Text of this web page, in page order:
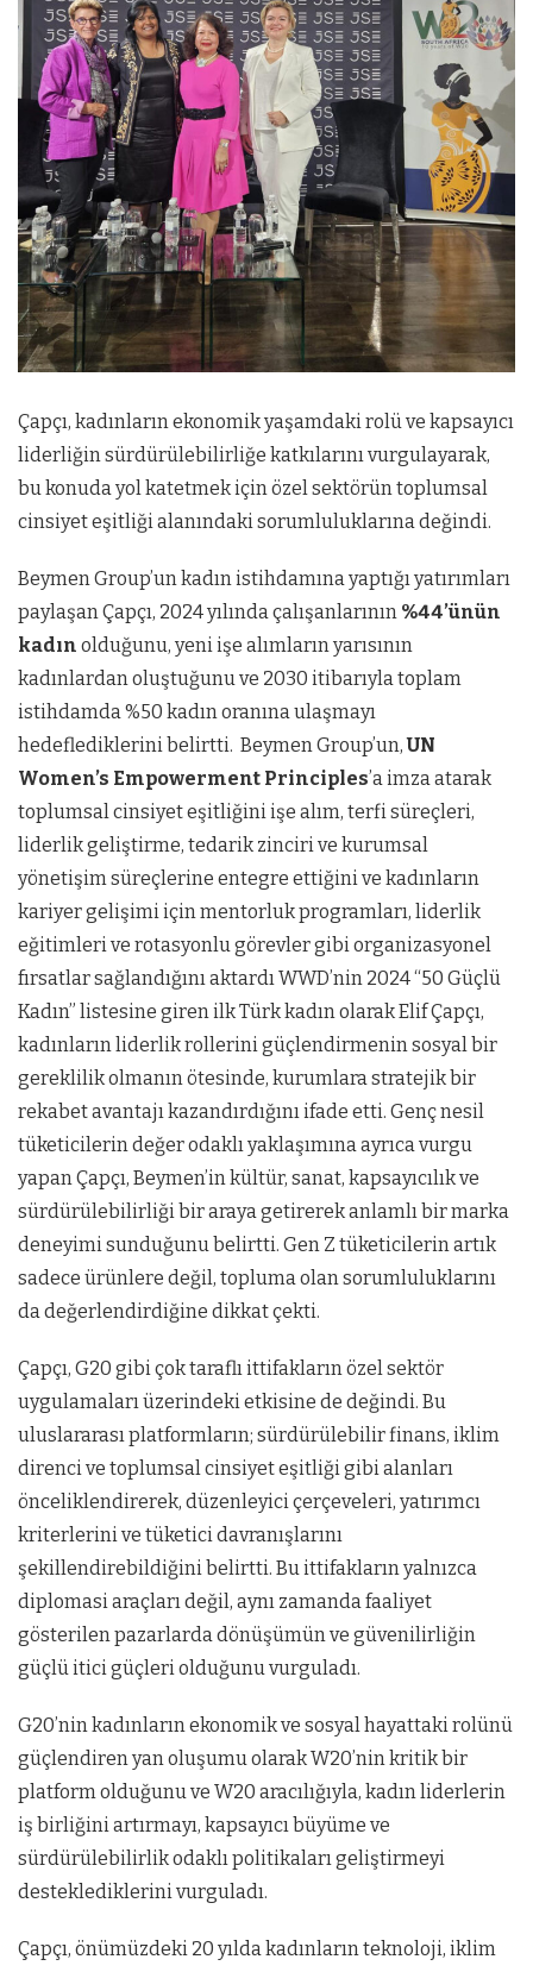
Çapçı, kadınların ekonomik yaşamdaki rolü ve kapsayıcı
liderliğin sürdürülebilirliğe katkılarını vurgulayarak,
bu konuda yol katetmek için özel sektörün toplumsal
cinsiyet eşitliği alanındaki sorumluluklarına değindi.
Beymen Group’un kadın istihdamına yaptığı yatırımları
paylaşan Çapçı, 2024 yılında çalışanlarının %44’ünün
kadın olduğunu, yeni işe alımların yarısının
kadınlardan oluştuğunu ve 2030 itibarıyla toplam
istihdamda %50 kadın oranına ulaşmayı
hedeflediklerini belirtti. Beymen Group’un,UN
Women’s Empowerment Principles’a imza atarak
toplumsal cinsiyet eşitliğini işe alım, terfi süreçleri,
liderlik geliştirme, tedarik zinciri ve kurumsal
yönetişim süreçlerine entegre ettiğini ve kadınların
kariyer gelişimi için mentorluk programları, liderlik
eğitimleri ve rotasyonlu görevler gibi organizasyonel
fırsatlar sağlandığını aktardı WWD’nin 2024 “50 Güçlü
Kadın” listesine giren ilk Türk kadın olarak Elif Çapçı,
kadınların liderlik rollerini güçlendirmenin sosyal bir
gereklilik olmanın ötesinde, kurumlara stratejik bir
rekabet avantajı kazandırdığını ifade etti. Genç nesil
tüketicilerin değer odaklı yaklaşımına ayrıca vurgu
yapan Çapçı, Beymen’in kültür, sanat, kapsayıcılık ve
sürdürülebilirliği bir araya getirerek anlamlı bir marka
deneyimi sunduğunu belirtti. Gen Z tüketicilerin artık
sadece ürünlere değil, topluma olan sorumluluklarını
da değerlendirdiğine dikkat çekti.
Çapçı, G20 gibi çok taraflı ittifakların özel sektör
uygulamaları üzerindeki etkisine de değindi. Bu
uluslararası platformların; sürdürülebilir finans, iklim
direnci ve toplumsal cinsiyet eşitliği gibi alanları
önceliklendirerek, düzenleyici çerçeveleri, yatırımcı
kriterlerini ve tüketici davranışlarını
şekillendirebildiğini belirtti. Bu ittifakların yalnızca
diplomasi araçları değil, aynı zamanda faaliyet
gösterilen pazarlarda dönüşümün ve güvenilirliğin
güçlü itici güçleri olduğunu vurguladı.
G20’nin kadınların ekonomik ve sosyal hayattaki rolünü
güçlendiren yan oluşumu olarak W20’nin kritik bir
platform olduğunu ve W20 aracılığıyla, kadın liderlerin
iş birliğini artırmayı, kapsayıcı büyüme ve
sürdürülebilirlik odaklı politikaları geliştirmeyi
desteklediklerini vurguladı.
Çapçı, önümüzdeki 20 yılda kadınların teknoloji, iklim